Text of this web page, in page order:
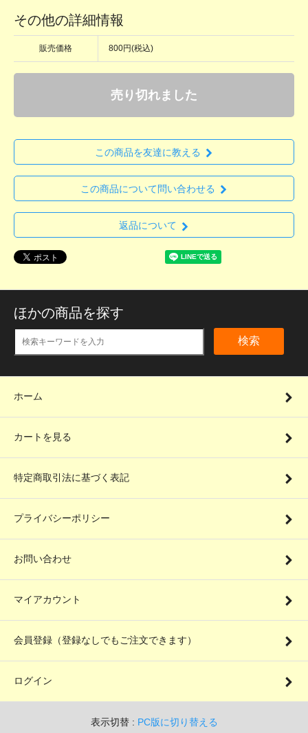
その他の詳細情報
販売価格 800円(税込)
売り切れました
この商品を友達に教える
この商品について問い合わせる
返品について
ほかの商品を探す
検索
ホーム
カートを見る
特定商取引法に基づく表記
プライバシーポリシー
お問い合わせ
マイアカウント
会員登録（登録なしでもご注文できます）
ログイン
表示切替 : PC版に切り替える